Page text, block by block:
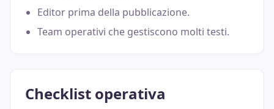
Editor prima della pubblicazione.
Team operativi che gestiscono molti testi.
Checklist operativa